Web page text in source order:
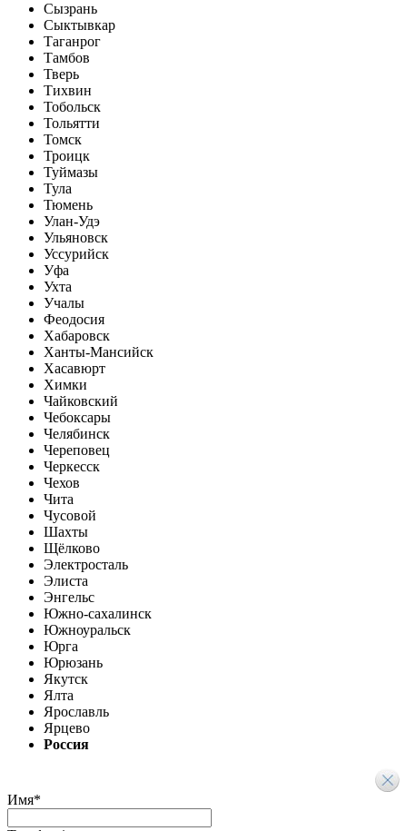
Сызрань
Сыктывкар
Таганрог
Тамбов
Тверь
Тихвин
Тобольск
Тольятти
Томск
Троицк
Туймазы
Тула
Тюмень
Улан-Удэ
Ульяновск
Уссурийск
Уфа
Ухта
Учалы
Феодосия
Хабаровск
Ханты-Мансийск
Хасавюрт
Химки
Чайковский
Чебоксары
Челябинск
Череповец
Черкесск
Чехов
Чита
Чусовой
Шахты
Щёлково
Электросталь
Элиста
Энгельс
Южно-сахалинск
Южноуральск
Юрга
Юрюзань
Якутск
Ялта
Ярославль
Ярцево
Россия
Имя*